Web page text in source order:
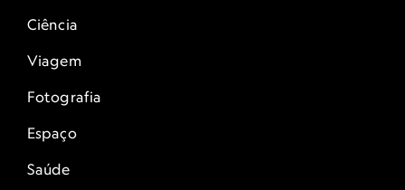
Ciência
Viagem
Fotografia
Espaço
Saúde